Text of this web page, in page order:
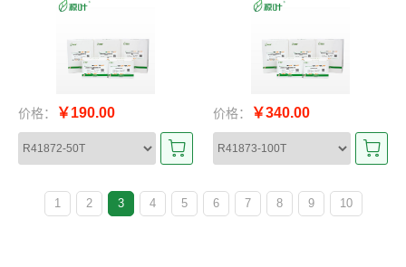
价格： ￥190.00 价格： ￥340.00
1 2 3 4 5 6 7 8 9 10